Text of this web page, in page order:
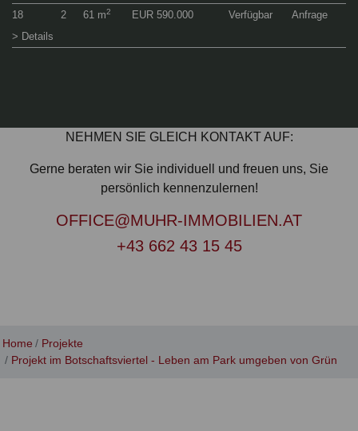
18 2 61 m2 EUR 590.000 Verfügbar
Anfrage
> Details
NEHMEN SIE GLEICH KONTAKT AUF:
Gerne beraten wir Sie individuell und freuen uns, Sie
persönlich kennenzulernen!
OFFICE@MUHR-IMMOBILIEN.AT
+43 662 43 15 45
Home
Projekte
Projekt im Botschaftsviertel - Leben am Park umgeben von Grün